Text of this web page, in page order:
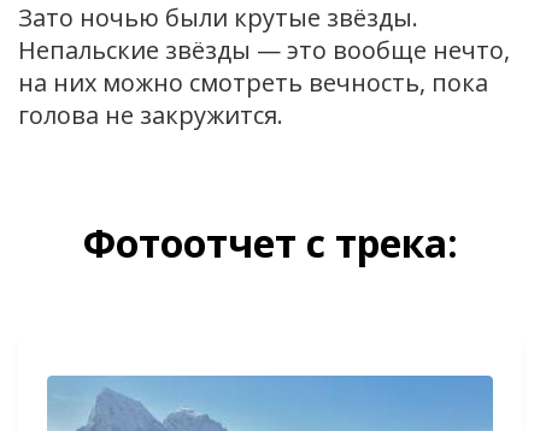
Зато ночью были крутые звёзды.
Непальские звёзды — это вообще нечто,
на них можно смотреть вечность, пока
голова не закружится.
Фотоотчет с трека: